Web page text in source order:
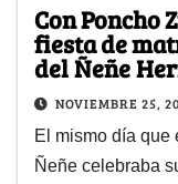
Con Poncho
fiesta de
del Ñeñe
NOVIEMBRE 25,
El mismo día que
Ñeñe celebraba